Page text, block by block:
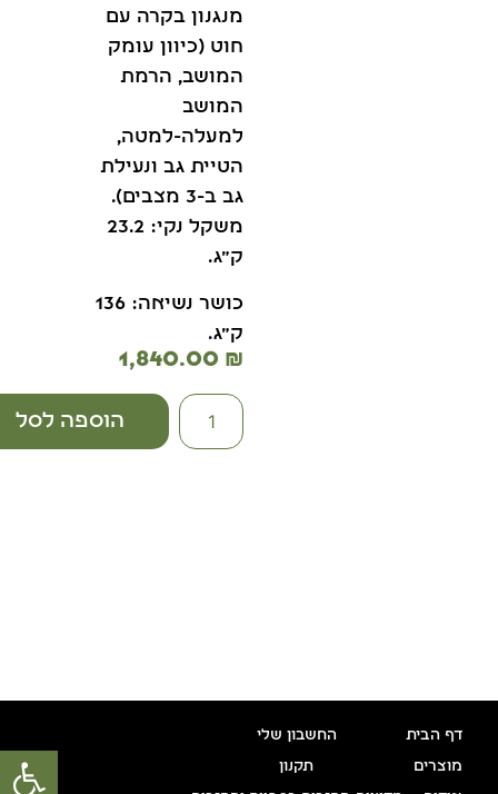
מנגנון בקרה עם
חוט (כיוון עומק
המושב, הרמת
המושב
למעלה-למטה,
הטיית גב ונעילת
גב ב-3 מצבים).
משקל נקי: 23.2
ק"ג.
כושר נשיאה: 136
ק"ג.
1,840.00 ₪
הוספה לסל
דף הבית
מוצרים
החשבון שלי
תקנון
פתח